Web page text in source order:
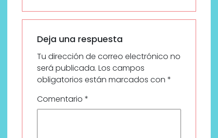
Deja una respuesta
Tu dirección de correo electrónico no
será publicada. Los campos
obligatorios están marcados con *
Comentario *